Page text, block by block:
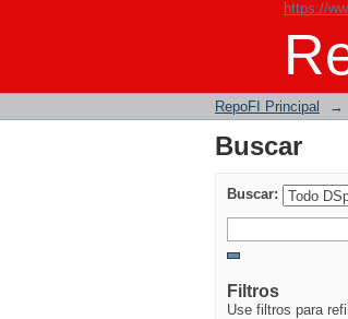
https://
Buscar
RepoFI Principal →
Buscar
Buscar:
Filtros
Use filtros para